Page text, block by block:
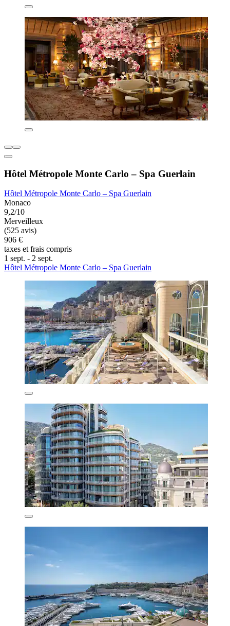
Hôtel Métropole Monte Carlo – Spa Guerlain
Hôtel Métropole Monte Carlo – Spa Guerlain
Monaco
9,2/10
Merveilleux
(525 avis)
906 €
taxes et frais compris
1 sept. - 2 sept.
Hôtel Métropole Monte Carlo – Spa Guerlain